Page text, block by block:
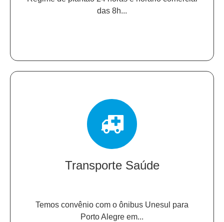
das 8h...
Transporte Saúde
Temos convênio com o ônibus Unesul para
Porto Alegre em...